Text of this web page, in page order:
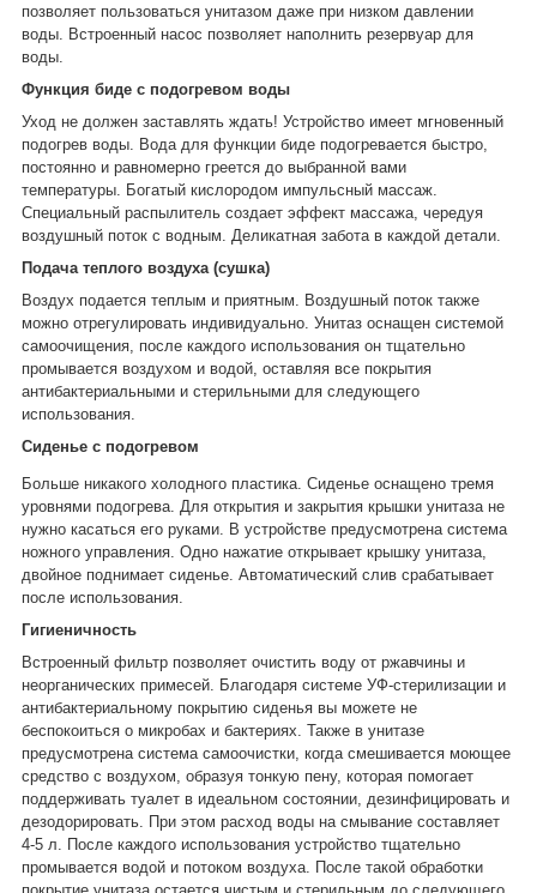
позволяет пользоваться унитазом даже при низком давлении
воды. Встроенный насос позволяет наполнить резервуар для
воды.
Функция биде с подогревом воды
Уход не должен заставлять ждать! Устройство имеет мгновенный
подогрев воды.
Вода для функции биде подогревается быстро,
постоянно и равномерно греется до выбранной вами
температуры.
Богатый кислородом импульсный массаж.
Специальный распылитель создает эффект массажа, чередуя
воздушный поток с водным. Деликатная забота в каждой детали.
Подача теплого воздуха (сушка)
Воздух подается теплым и приятным. Воздушный поток также
можно отрегулировать индивидуально. Унитаз оснащен системой
самоочищения, после каждого использования он тщательно
промывается воздухом и водой, оставляя все покрытия
антибактериальными и стерильными для следующего
использования.
Сиденье с подогревом
Больше никакого холодного пластика. Сиденье оснащено тремя
уровнями подогрева. Для открытия и закрытия крышки унитаза не
нужно касаться его руками. В устройстве предусмотрена система
ножного управления. Одно нажатие открывает крышку унитаза,
двойное поднимает сиденье. Автоматический слив срабатывает
после использования.
Гигиеничность
Встроенный фильтр позволяет очистить воду от ржавчины и
неорганических примесей. Благодаря системе УФ-стерилизации и
антибактериальному покрытию сиденья вы можете не
беспокоиться о микробах и бактериях. Также в унитазе
предусмотрена система самоочистки, когда смешивается моющее
средство с воздухом, образуя тонкую пену, которая помогает
поддерживать туалет в идеальном состоянии, дезинфицировать и
дезодорировать. При этом расход воды на смывание составляет
4-5 л. После каждого использования устройство тщательно
промывается водой и потоком воздуха. После такой обработки